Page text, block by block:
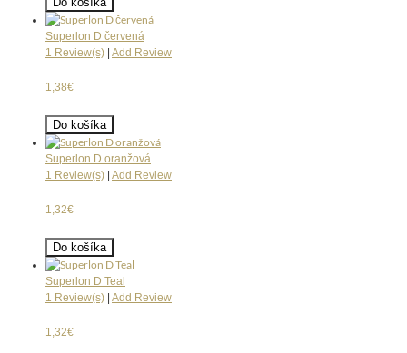
Superlon D červená
1 Review(s) Add Review
1,38€
Do košíka
Superlon D oranžová
1 Review(s) Add Review
1,32€
Do košíka
Superlon D Teal
1 Review(s) Add Review
1,32€